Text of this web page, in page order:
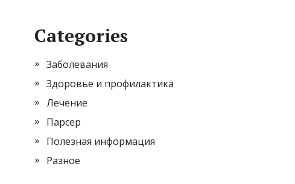
Categories
Заболевания
Здоровье и профилактика
Лечение
Парсер
Полезная информация
Разное